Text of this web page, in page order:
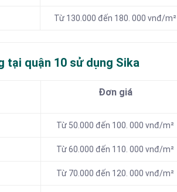
Từ 130.000 đến 180. 000 vnđ/m²
tại quận 10 sử dụng Sika
Đơn giá
Từ 50.000 đến 100. 000 vnđ/m²
Từ 60.000 đến 110. 000 vnđ/m²
Từ 70.000 đến 120. 000 vnđ/m²